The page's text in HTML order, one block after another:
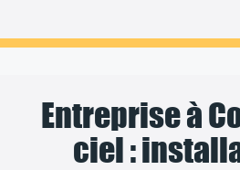
Entreprise à
ciel :